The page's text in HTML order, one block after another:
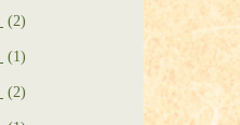
(2)
(1)
(2)